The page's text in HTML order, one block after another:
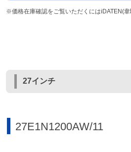
※価格在庫確認をご覧いただくにはiDATEN(韋
27インチ
27E1N1200AW/11